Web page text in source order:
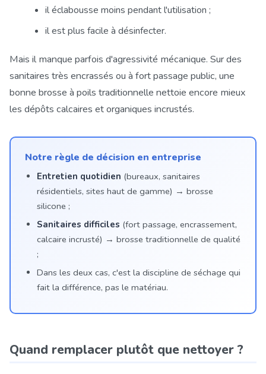
il éclabousse moins pendant l'utilisation ;
il est plus facile à désinfecter.
Mais il manque parfois d'agressivité mécanique. Sur des
sanitaires très encrassés ou à fort passage public, une
bonne brosse à poils traditionnelle nettoie encore mieux
les dépôts calcaires et organiques incrustés.
Notre règle de décision en entreprise
Entretien quotidien (bureaux, sanitaires
résidentiels, sites haut de gamme) → brosse
silicone ;
Sanitaires difficiles (fort passage, encrassement,
calcaire incrusté) → brosse traditionnelle de qualité
;
Dans les deux cas, c'est la discipline de séchage qui
fait la différence, pas le matériau.
Quand remplacer plutôt que nettoyer ?